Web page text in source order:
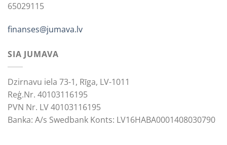
65029115
finanses@jumava.lv
SIA JUMAVA
Dzirnavu iela 73-1, Rīga, LV-1011
Reģ.Nr. 40103116195
PVN Nr. LV 40103116195
Banka: A/s Swedbank Konts: LV16HABA0001408030790